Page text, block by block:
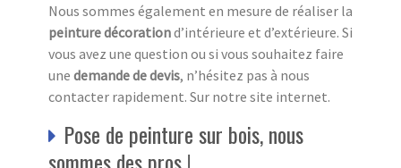
Nous sommes également en mesure de réaliser la
peinture décorationd’intérieure et d’extérieure. Si
vous avez une question ou si vous souhaitez faire
une demande de devis, n’hésitez pas à nous
contacter rapidement. Sur notre site internet.
Pose de peinture sur bois, nous
sommes des pros !